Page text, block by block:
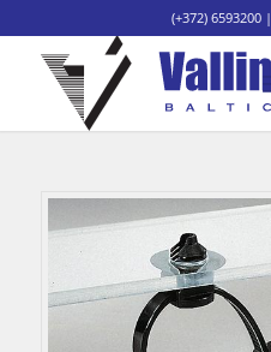
(+372) 6593200 |